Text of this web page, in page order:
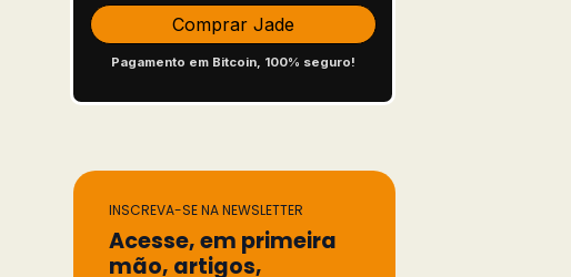
Comprar Jade
Pagamento em Bitcoin, 100% seguro!
INSCREVA-SE NA NEWSLETTER
Acesse, em primeira
mão, artigos,